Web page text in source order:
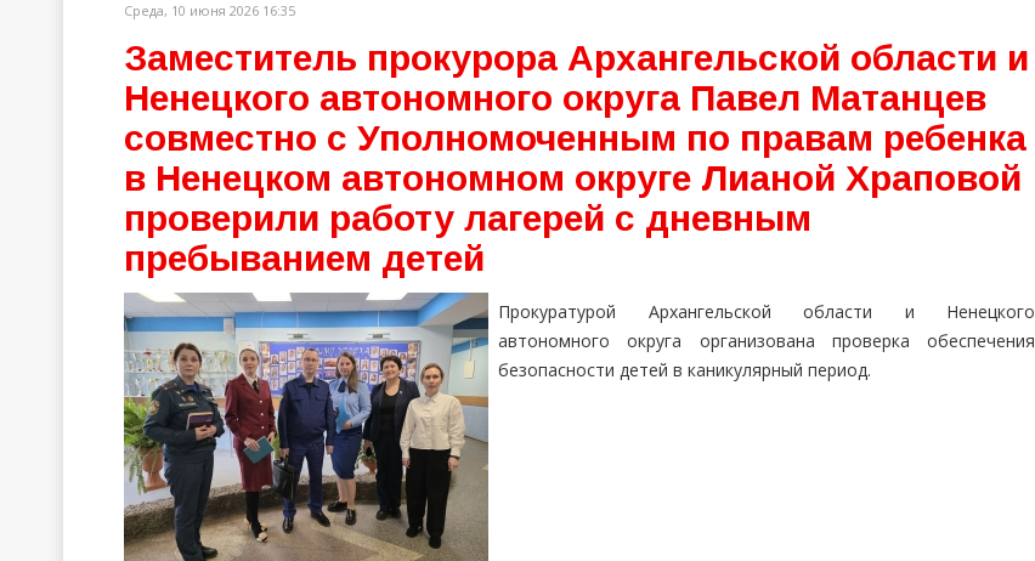
Среда, 10 июня 2026 16:35
Заместитель прокурора Архангельской области и
Ненецкого автономного округа Павел Матанцев
совместно с Уполномоченным по правам ребенка
в Ненецком автономном округе Лианой Храповой
проверили работу лагерей с дневным
пребыванием детей
Прокуратурой Архангельской области и Ненецкого
автономного округа организована проверка обеспечения
безопасности детей в каникулярный период.